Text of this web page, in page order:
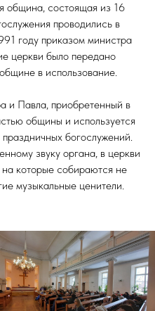
община, состоящая из 16
проводились в
году приказом министра
церкви было передано
в использование.
и Павла, приобретенный в
общины и используется
богослужений.
звуку органа, в церкви
которые собираются не
музыкальные ценители.